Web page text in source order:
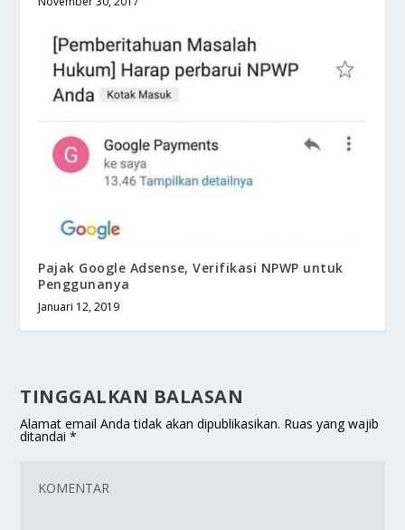
Pajak Google Adsense, Verifikasi NPWP untuk
Penggunanya
Januari 12, 2019
TINGGALKAN BALASAN
Alamat email Anda tidak akan dipublikasikan. Ruas yang wajib
ditandai*